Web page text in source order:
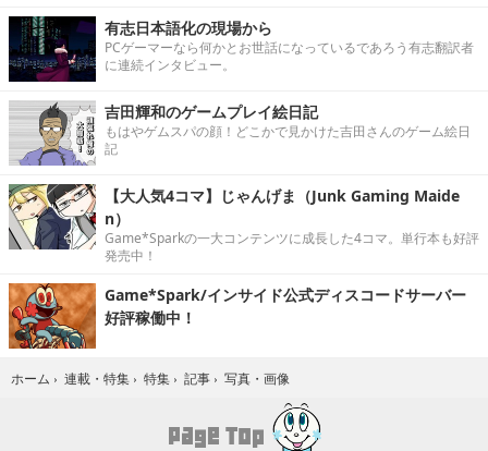
有志日本語化の現場から
PCゲーマーなら何かとお世話になっているであろう有志翻訳者
に連続インタビュー。
吉田輝和のゲームプレイ絵日記
もはやゲムスパの顔！どこかで見かけた吉田さんのゲーム絵日
記
【大人気4コマ】じゃんげま（Junk Gaming Maide
n）
Game*Sparkの一大コンテンツに成長した4コマ。単行本も好評
発売中！
Game*Spark/インサイド公式ディスコードサーバー
好評稼働中！
ホーム › 連載・特集 › 特集 › 記事 › 写真・画像